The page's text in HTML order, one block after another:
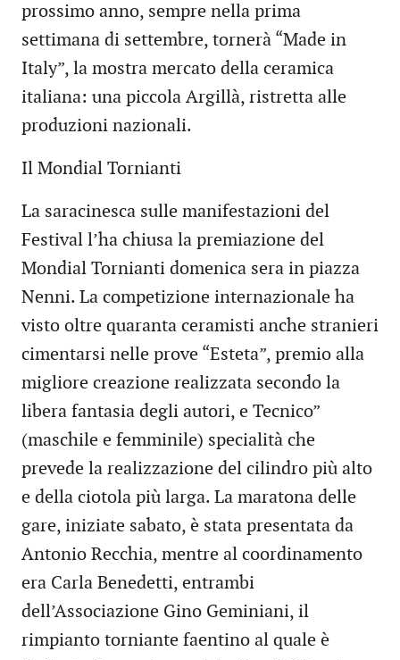
prossimo anno, sempre nella prima
settimana di settembre, tornerà “Made in
Italy”, la mostra mercato della ceramica
italiana: una piccola Argillà, ristretta alle
produzioni nazionali.
Il Mondial Tornianti
La saracinesca sulle manifestazioni del
Festival l’ha chiusa la premiazione del
Mondial Tornianti domenica sera in piazza
Nenni. La competizione internazionale ha
visto oltre quaranta ceramisti anche stranieri
cimentarsi nelle prove “Esteta”, premio alla
migliore creazione realizzata secondo la
libera fantasia degli autori, e Tecnico”
(maschile e femminile) specialità che
prevede la realizzazione del cilindro più alto
e della ciotola più larga. La maratona delle
gare, iniziate sabato, è stata presentata da
Antonio Recchia, mentre al coordinamento
era Carla Benedetti, entrambi
dell’Associazione Gino Geminiani, il
rimpianto torniante faentino al quale è